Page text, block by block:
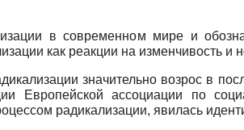
в современном мире и
как реакции на изменчивость и
значительно возрос в
Европейской ассоциации по
ради­кализации, явилась